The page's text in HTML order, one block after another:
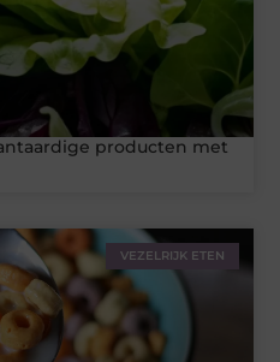
producten met
VEZELRIJK ETEN